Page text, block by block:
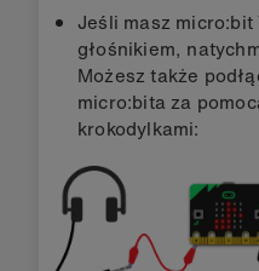
Jeśli masz
głośnikiem,
Możesz także
micro:bita za
krokodylkami: